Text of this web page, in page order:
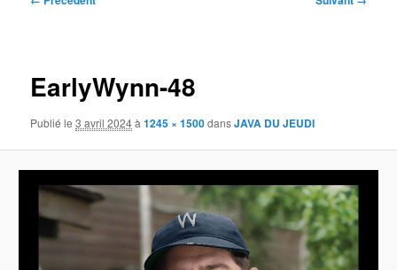
EarlyWynn-48
Publié le3 avril 2024à1245 × 1500dansJAVA DU JEUDI